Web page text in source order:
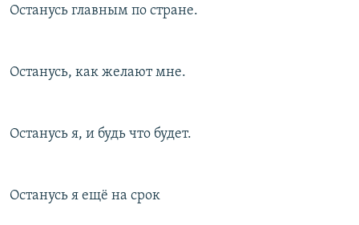
Останусь главным по стране.
Останусь, как желают мне.
Останусь я, и будь что будет.
Останусь я ещё на срок